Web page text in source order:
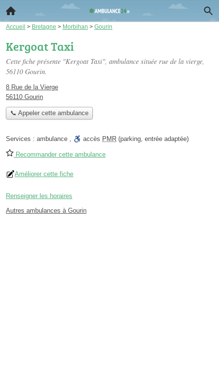
Accueil > Bretagne > Morbihan > Gourin
Kergoat Taxi
Cette fiche présente "Kergoat Taxi", ambulance située rue de la vierge,
56110 Gourin.
8 Rue de la Vierge
56110 Gourin
📞 Appeler cette ambulance
Services : ambulance , accès PMR (parking, entrée adaptée)
Recommander cette ambulance
Améliorer cette fiche
Renseigner les horaires
Autres ambulances à Gourin